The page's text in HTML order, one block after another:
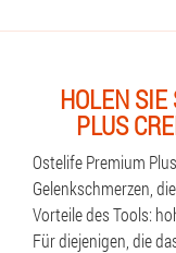
HOLEN
PLUS
Ostelife Premium
Gelenkschmerzen,
Vorteile des Tools:
Für diejenigen, die